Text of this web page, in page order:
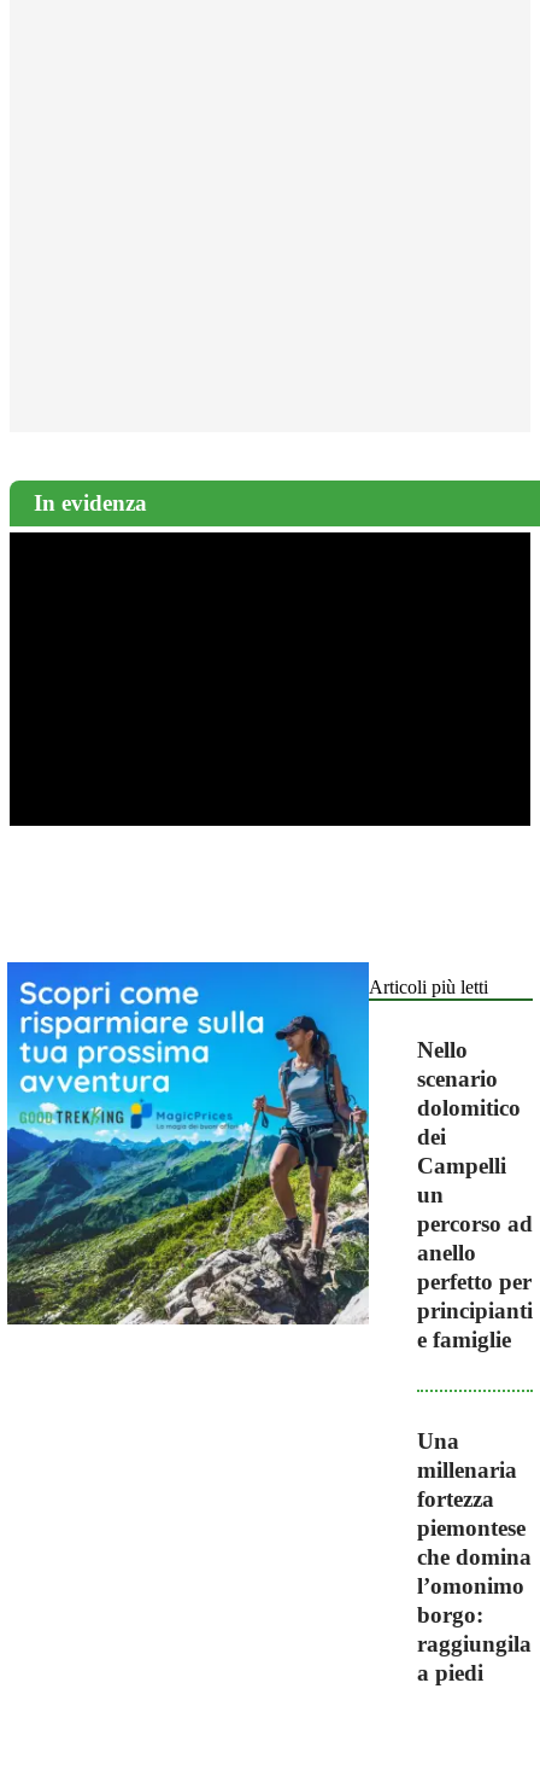
In evidenza
Articoli più letti
Nello
scenario
dolomitico
dei
Campelli
un
percorso ad
anello
perfetto per
principianti
e famiglie
Una
millenaria
fortezza
piemontese
che domina
l’omonimo
borgo:
raggiungila
a piedi